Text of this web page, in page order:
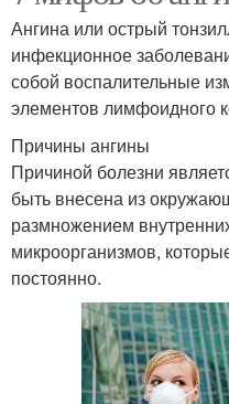
Ангина или острый
инфекционное
собой воспалительные
элементов лимфоидного
Причины ангины
Причиной болезни
быть внесена из
размножением
микроорганизмов,
постоянно.